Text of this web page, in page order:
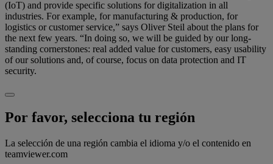
(IoT) and provide specific solutions for digitalization in all
industries. For example, for manufacturing & production, for
logistics or customer service,” says Oliver Steil about the plans for
the next few years. “In doing so, we will be guided by our long-
standing cornerstones: real added value for customers, easy usability
of our solutions and, of course, focus on data protection and IT
security.
Por favor, selecciona tu región
La selección de una región cambia el idioma y/o el contenido en
teamviewer.com